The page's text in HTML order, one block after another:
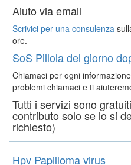
Aiuto via email
Scrivici per una consulenza
ore.
SoS Pillola del giorno
Chiamaci per ogni
problemi chiamaci e ti
Tutti i servizi sono
contributo solo se lo si
richiesto)
Hpv Papilloma virus